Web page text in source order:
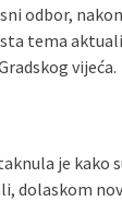
odbor,
tema
vijeća.
je kako
dolaskom